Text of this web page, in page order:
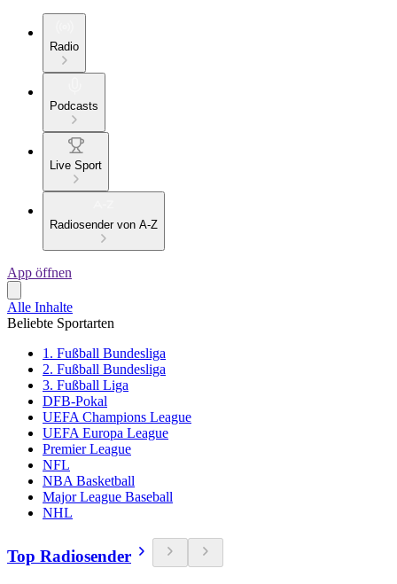
Radio
Podcasts
Live Sport
Radiosender von A-Z
App öffnen
Alle Inhalte
Beliebte Sportarten
1. Fußball Bundesliga
2. Fußball Bundesliga
3. Fußball Liga
DFB-Pokal
UEFA Champions League
UEFA Europa League
Premier League
NFL
NBA Basketball
Major League Baseball
NHL
Top Radiosender